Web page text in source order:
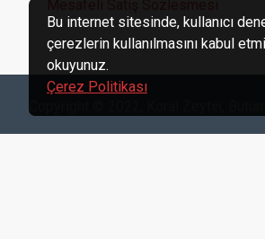
Bu internet sitesinde, kullanıcı
çerezlerin kullanılmasını kabul
okuyunuz.
Çerez Politikası